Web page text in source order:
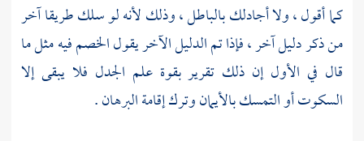
كما أقول ، ولا أجادلك بالباطل ، وذلك لأنه لو سلك طريقا آخر
من ذكر دليل آخر ، فإذا تم الدليل الآخر يقول الخصم فيه مثل ما
قال في الأول إن ذلك تقرير بقوة علم الجدل فلا يبقى إلا
السكوت أو التمسك بالأيمان وترك إقامة البرهان .